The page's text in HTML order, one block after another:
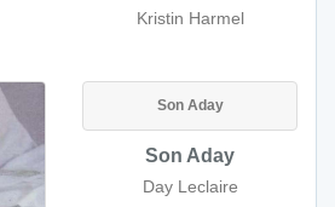
Kristin Harmel
Son Aday
Son Aday
Day Leclaire